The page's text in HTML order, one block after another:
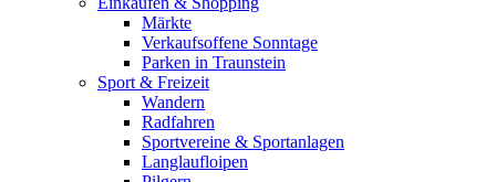
Märkte
Verkaufsoffene Sonntage
Parken in Traunstein
Sport & Freizeit
Wandern
Radfahren
Sportvereine & Sportanlagen
Langlaufloipen